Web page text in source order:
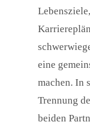
eine
machen. In
Trennung
beiden